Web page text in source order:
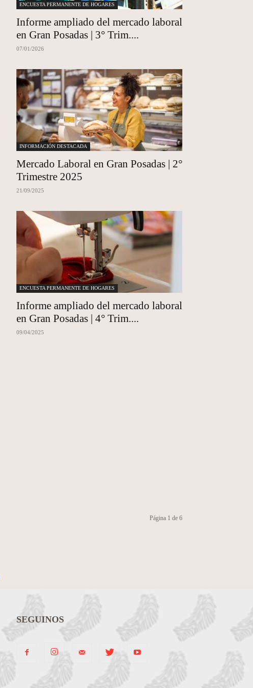
ENCUESTA PERMANENTE DE HOGARES
Informe ampliado del mercado laboral
en Gran Posadas | 3° Trim....
07/01/2026
INFORMACIÓN DESTACADA
Mercado Laboral en Gran Posadas | 2°
Trimestre 2025
21/09/2025
ENCUESTA PERMANENTE DE HOGARES
Informe ampliado del mercado laboral
en Gran Posadas | 4° Trim....
09/04/2025
Página 1 de 6
SEGUINOS